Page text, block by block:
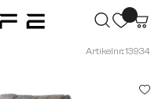
Artikelnr.: 13934